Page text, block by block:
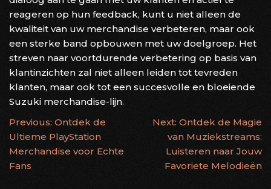
reageren op hun feedback, kunt u niet alleen de
kwaliteit van uw merchandise verbeteren, maar ook
een sterke band opbouwen met uw doelgroep. Het
streven naar voortdurende verbetering op basis van
klantinzichten zal niet alleen leiden tot tevreden
klanten, maar ook tot een succesvolle en bloeiende
Suzuki merchandise-lijn.
BERICHTNAVIGATIE
Previous: Ontdek de
Ultieme PlayStation
Merchandise voor Echte
Fans
Next: Ontdek de Magie
van Muziekstreams:
Luisteren naar Jouw
Favoriete Melodieën